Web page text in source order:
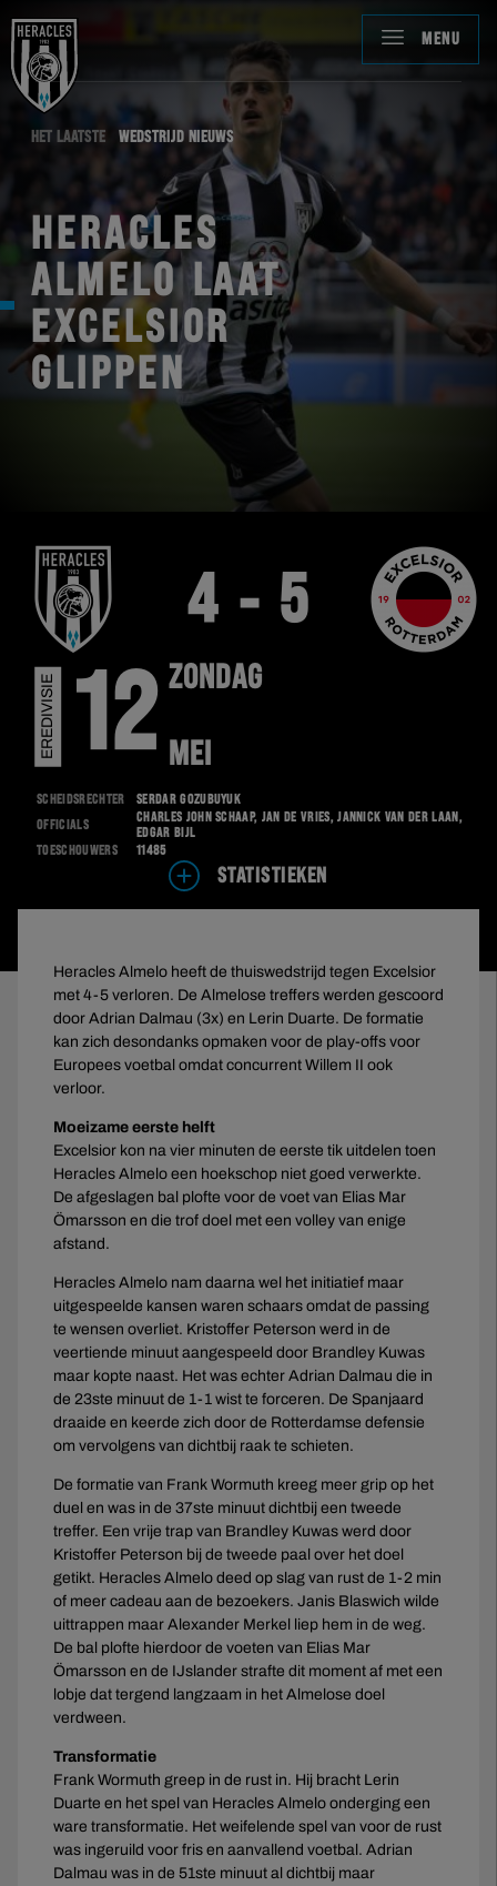
MENU
HET LAATSTE WEDSTRIJD NIEUWS
HERACLES
ALMELO LAAT
EXCELSIOR
GLIPPEN
EREDIVISIE 12 ZONDAG
MEI
4 - 5
Scheidsrechter
Serdar Gözübüyük
Officials
Charles John Schaap, Jan de Vries, Jannick van der Laan,
Edgar Bijl
Toeschouwers
11485
STATISTIEKEN
Heracles Almelo heeft de thuiswedstrijd tegen Excelsior
met 4-5 verloren. De Almelose treffers werden gescoord
door Adrian Dalmau (3x) en Lerin Duarte. De formatie
kan zich desondanks opmaken voor de play-offs voor
Europees voetbal omdat concurrent Willem II ook
verloor.
Moeizame eerste helft
Excelsior kon na vier minuten de eerste tik uitdelen toen
Heracles Almelo een hoekschop niet goed verwerkte.
De afgeslagen bal plofte voor de voet van Elias Mar
Ömarsson en die trof doel met een volley van enige
afstand.
Heracles Almelo nam daarna wel het initiatief maar
uitgespeelde kansen waren schaars omdat de passing
te wensen overliet. Kristoffer Peterson werd in de
veertiende minuut aangespeeld door Brandley Kuwas
maar kopte naast. Het was echter Adrian Dalmau die in
de 23ste minuut de 1-1 wist te forceren. De Spanjaard
draaide en keerde zich door de Rotterdamse defensie
om vervolgens van dichtbij raak te schieten.
De formatie van Frank Wormuth kreeg meer grip op het
duel en was in de 37ste minuut dichtbij een tweede
treffer. Een vrije trap van Brandley Kuwas werd door
Kristoffer Peterson bij de tweede paal over het doel
getikt. Heracles Almelo deed op slag van rust de 1-2 min
of meer cadeau aan de bezoekers. Janis Blaswich wilde
uittrappen maar Alexander Merkel liep hem in de weg.
De bal plofte hierdoor de voeten van Elias Mar
Ömarsson en de IJslander strafte dit moment af met een
lobje dat tergend langzaam in het Almelose doel
verdween.
Transformatie
Frank Wormuth greep in de rust in. Hij bracht Lerin
Duarte en het spel van Heracles Almelo onderging een
ware transformatie. Het weifelende spel van voor de rust
was ingeruild voor fris en aanvallend voetbal. Adrian
Dalmau was in de 51ste minuut al dichtbij maar